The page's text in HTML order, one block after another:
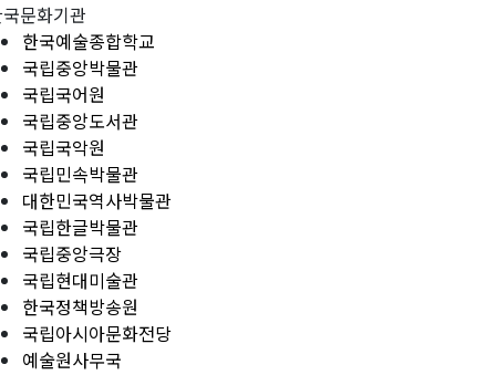
문화기관
한국예술종합학교
국립중앙박물관
국립국어원
국립중앙도서관
국립국악원
국립민속박물관
대한민국역사박물관
국립한글박물관
국립중앙극장
국립현대미술관
한국정책방송원
국립아시아문화전당
예술원사무국